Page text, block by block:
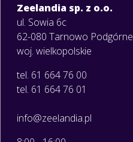
Zeelandia sp. z o.o.
ul. Sowia 6c
62-080 Tarnowo Podgórne
woj. wielkopolskie
tel. 61 664 76 00
tel. 61 664 76 01
info@zeelandia.pl